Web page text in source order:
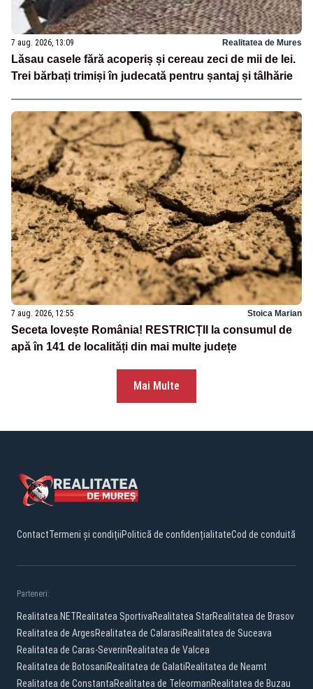
7 aug. 2026, 13:09 Realitatea de Mures
Lăsau casele fără acoperiș și cereau zeci de mii de lei.
Trei bărbați trimiși în judecată pentru șantaj și tâlhărie
7 aug. 2026, 12:55 Stoica Marian
Seceta lovește România! RESTRICȚII la consumul de
apă în 141 de localități din mai multe județe
Mai Multe
ContactTermeni și condițiiPolitică de confidențialitateCod de conduită
Parteneri:
Realitatea.NETRealitatea SportivaRealitatea StarRealitatea de Brasov
Realitatea de ArgesRealitatea de CalarasiRealitatea de Suceava
Realitatea de Caras-SeverinRealitatea de Valcea
Realitatea de BotosaniRealitatea de GalatiRealitatea de Neamt
Realitatea de ConstantaRealitatea de TeleormanRealitatea de Buzau